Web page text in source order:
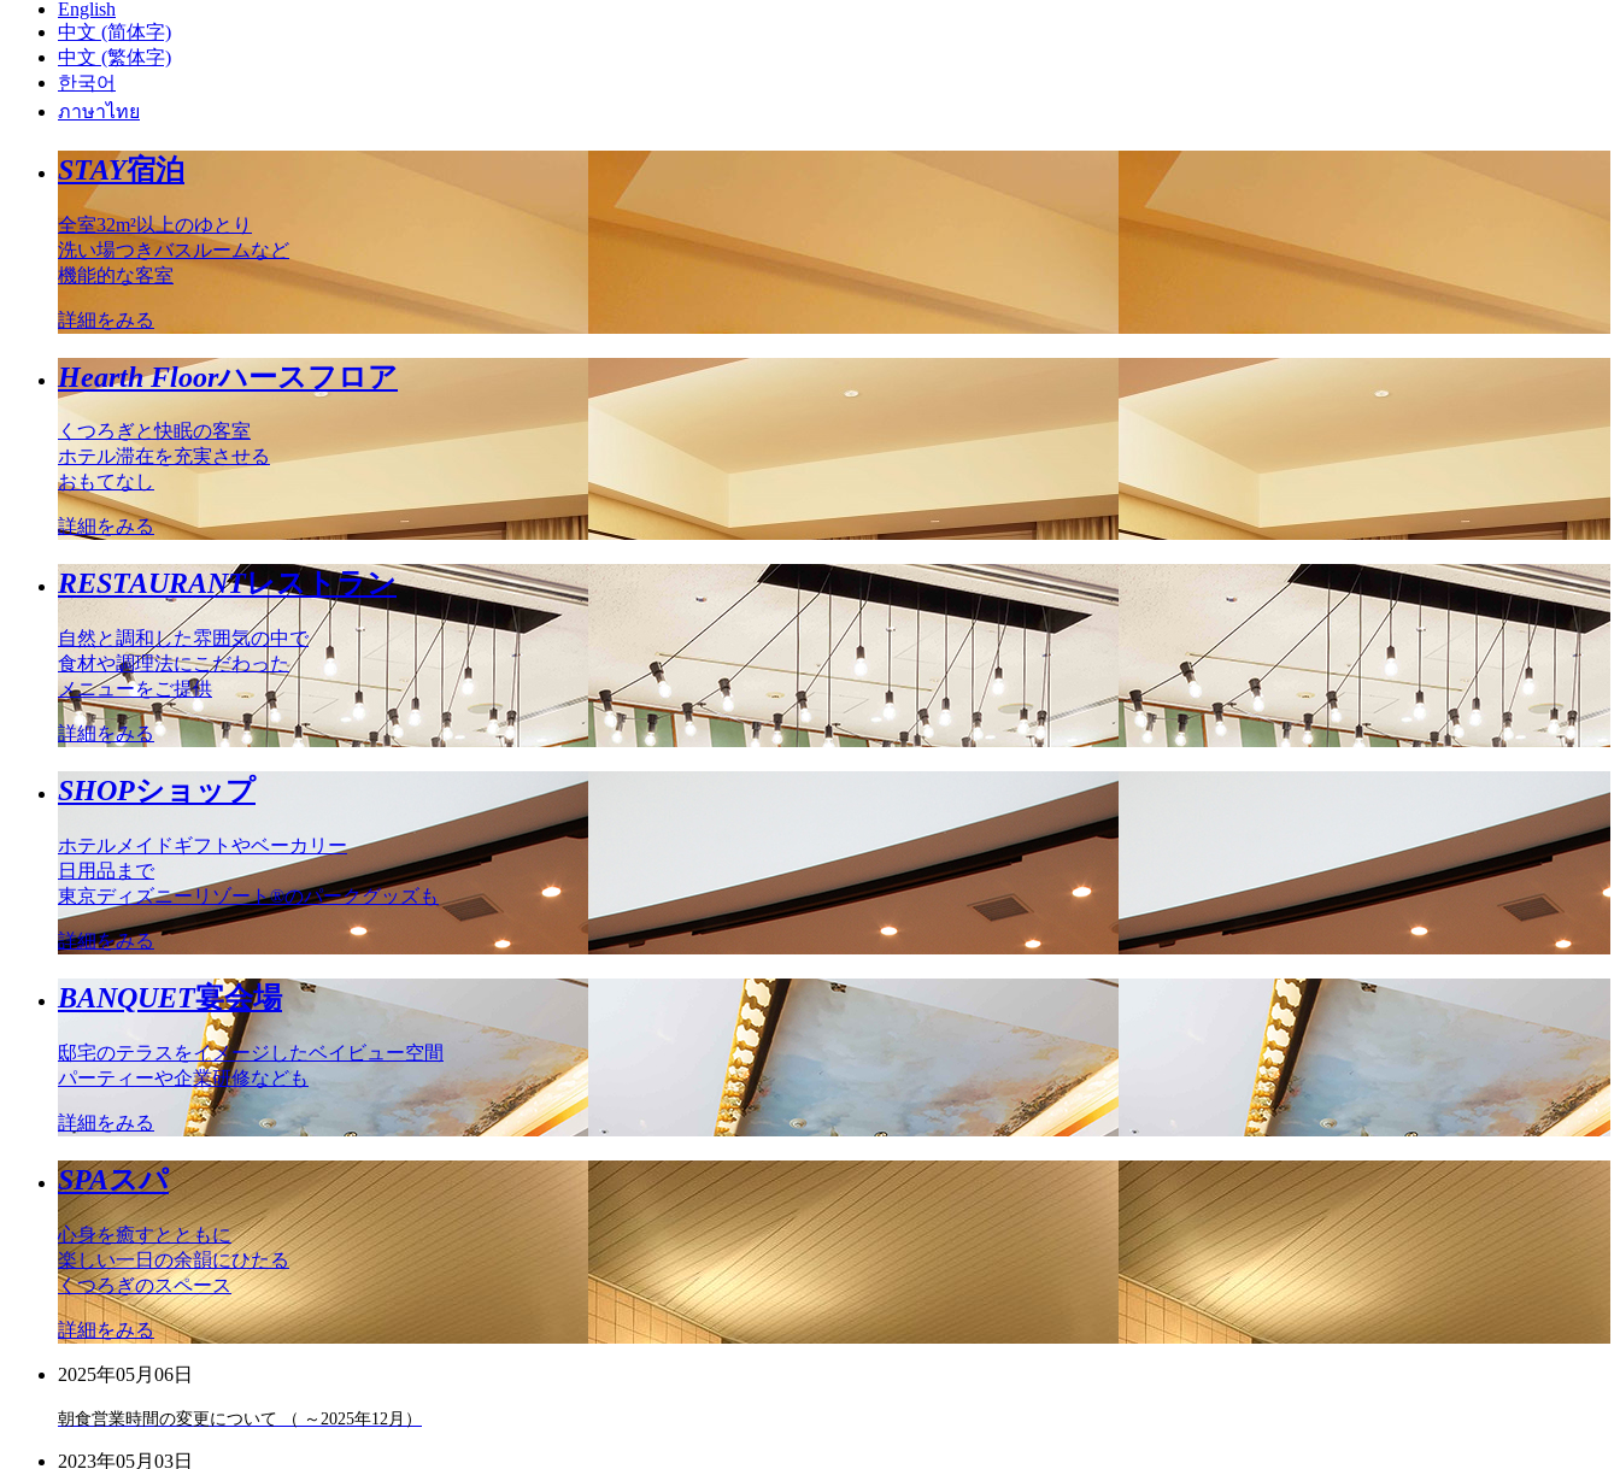
English
中文 (简体字)
中文 (繁体字)
한국어
ภาษาไทย
STAY宿泊
全室32m²以上のゆとり
洗い場つきバスルームなど
機能的な客室
詳細をみる
Hearth Floorハースフロア
くつろぎと快眠の客室
ホテル滞在を充実させる
おもてなし
詳細をみる
RESTAURANTレストラン
自然と調和した雰囲気の中で
食材や調理法にこだわった
メニューをご提供
詳細をみる
SHOPショップ
ホテルメイドギフトやベーカリー
日用品まで
東京ディズニーリゾート®のパークグッズも
詳細をみる
BANQUET宴会場
邸宅のテラスをイメージしたベイビュー空間
パーティーや企業研修なども
詳細をみる
SPAスパ
心身を癒すとともに
楽しい一日の余韻にひたる
くつろぎのスペース
詳細をみる
2025年05月06日
朝食営業時間の変更について （ ～2025年12月）
2023年05月03日